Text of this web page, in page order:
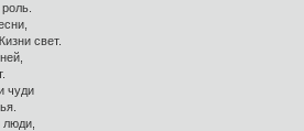
свет.
чуди
люди,